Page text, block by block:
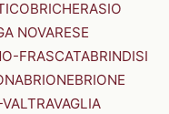
BRICHERASIO
NOVARESE
FRASCATABRINDISI
BRIONEBRIONE